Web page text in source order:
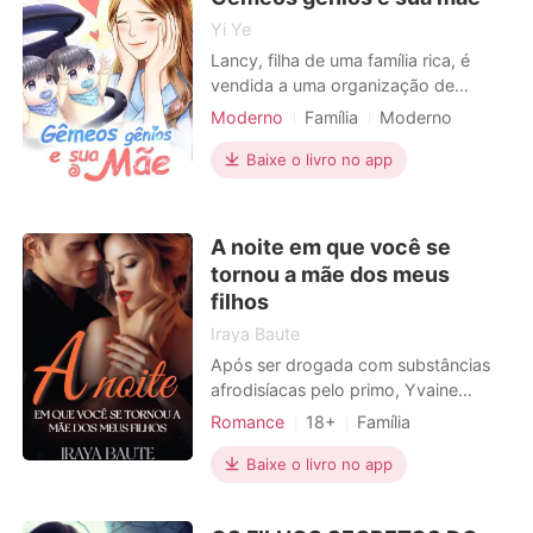
Yi Ye
Lancy, filha de uma família rica, é
vendida a uma organização de
agentes. Durante uma missão, ela fica
consciência. Algund anos depois, ela
acorda, inesperadamente
/ menina. Seu filho de seis anos é
inteligente, com excelente
pensamento
Moderno Família
Moderno
Gêmeos
Inteligente
Baixe o livro no app
A noite em que você se
tornou a mãe dos meus
filhos
Iraya Baute
Após ser drogada com substâncias
afrodisíacas pelo primo, Yvaine
passou aquela noite, sua primeira
de perder a virgindade nas mãos do
velho que seu primo havia contratado
Romance 18+
Família
Amor a primeira vista
Paixão / Erótica
Baixe o livro no app